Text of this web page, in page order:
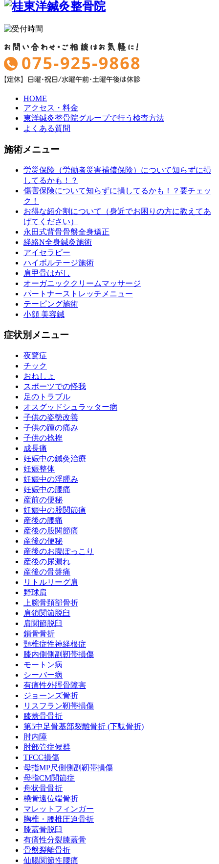
HOME
アクセス・料金
東洋鍼灸整骨院グループで行う検査方法
よくある質問
施術メニュー
労災保険（労働者災害補償保険）について知らずに損
してるかも！？
傷害保険について知らずに損してるかも！？要チェッ
ク！
お得な紹介割について（身近でお困りの方に教えてあ
げてください）
永田式背骨骨盤全身矯正
経絡N全身鍼灸施術
アイセラピー
ハイボルテージ施術
肩甲骨はがし
オーガニッククリームマッサージ
パートナーストレッチメニュー
テーピング施術
小顔 美容鍼
症状別メニュー
夜驚症
チック
おねしょ
スポーツでの怪我
足のトラブル
オスグッドシュラッター病
子供の姿勢改善
子供の踵の痛み
子供の捻挫
成長痛
妊娠中の鍼灸治療
妊娠整体
妊娠中の浮腫み
妊娠中の腰痛
産前の便秘
妊娠中の股関節痛
産後の腰痛
産後の股関節痛
産後の便秘
産後のお腹ぽっこり
産後の尿漏れ
産後の骨盤痛
リトルリーグ肩
野球肩
上腕骨頚部骨折
肩鎖関節脱臼
肩関節脱臼
鎖骨骨折
頸椎症性神経根症
膝内側側副靭帯損傷
モートン病
シーバー病
有痛性外脛骨障害
ジョーンズ骨折
リスフラン靭帯損傷
膝蓋骨骨折
第5中足骨基部裂離骨折 (下駄骨折)
肘内障
肘部管症候群
TFCC損傷
母指MP尺側側副靭帯損傷
母指CM関節症
舟状骨骨折
橈骨遠位端骨折
マレットフィンガー
胸椎・腰椎圧迫骨折
膝蓋骨脱臼
有痛性分裂膝蓋骨
骨盤裂離骨折
仙腸関節性腰痛